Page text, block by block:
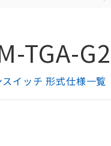
TGA-
イッチ 形式仕様一覧